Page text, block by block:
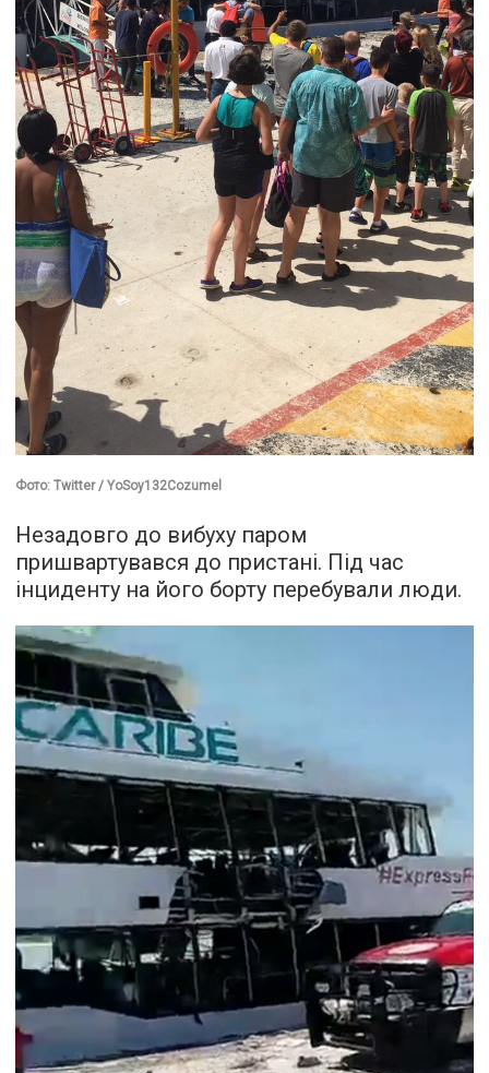
Фото: Twitter / YoSoy132Cozumel
Незадовго до вибуху паром
пришвартувався до пристані. Під час
інциденту на його борту перебували люди.